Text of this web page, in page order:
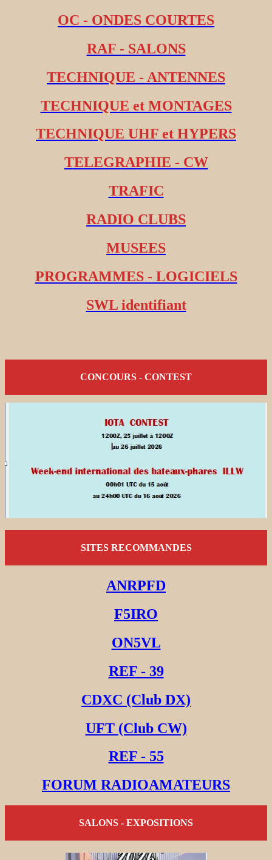
OC - ONDES COURTES
RAF - SALONS
TECHNIQUE - ANTENNES
TECHNIQUE et MONTAGES
TECHNIQUE UHF et HYPERS
TELEGRAPHIE - CW
TRAFIC
RADIO CLUBS
MUSEES
PROGRAMMES - LOGICIELS
SWL identifiant
CONCOURS - CONTEST
SITES RECOMMANDES
ANRPFD
F5IRO
ON5VL
REF - 39
CDXC (Club DX)
UFT (Club CW)
REF - 55
FORUM RADIOAMATEURS
SALONS - EXPOSITIONS